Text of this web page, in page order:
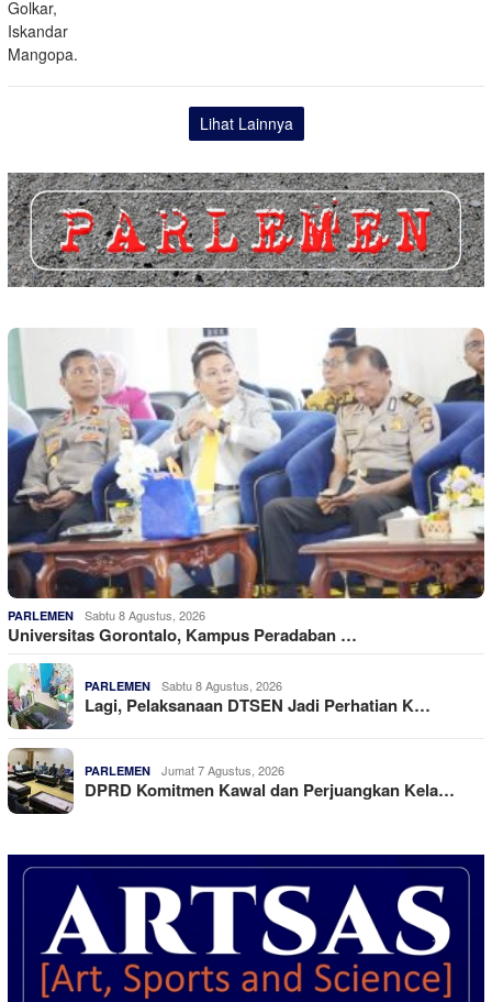
Lihat Lainnya
PARLEMEN Sabtu 8 Agustus, 2026
Universitas Gorontalo, Kampus Peradaban …
PARLEMEN Sabtu 8 Agustus, 2026
Lagi, Pelaksanaan DTSEN Jadi Perhatian K…
PARLEMEN Jumat 7 Agustus, 2026
DPRD Komitmen Kawal dan Perjuangkan Kela…